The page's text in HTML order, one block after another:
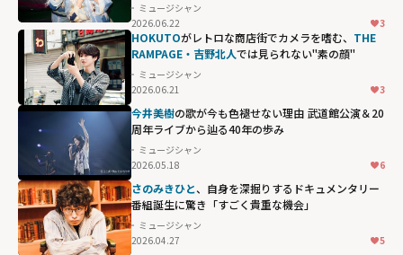
ミュージシャン
2026.06.22
3
HOKUTOがレトロな商店街でカメラを嗜む、 THE
RAMPAGE・吉野北人では見られない"素の顔"
ミュージシャン
2026.06.21
3
今井美樹の歌が今も色褪せない理由 武道館公演＆20
周年ライブから辿る40年の歩み
ミュージシャン
2026.05.18
6
さのみきひと、自身を深掘りするドキュメンタリー
番組誕生に驚き「すごく貴重な機会」
ミュージシャン
2026.04.27
5